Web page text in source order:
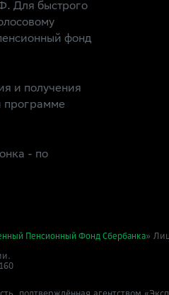
Для быстрого
фонд
и получения
программе
- по
Пенсионный Фонд Сбербанка»